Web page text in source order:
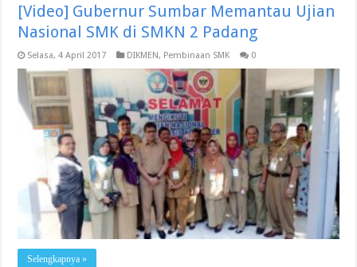
[Video] Gubernur Sumbar Memantau Ujian
Nasional SMK di SMKN 2 Padang
Selasa, 4 April 2017 DIKMEN, Pembinaan SMK 0
Selengkapnya »